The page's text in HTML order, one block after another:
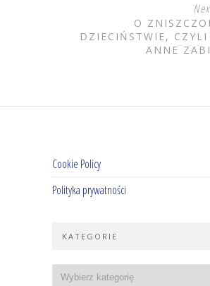
O
DZIECIŃSTWIE, CZYLI
ANNE
Cookie Policy
Polityka prywatności
KATEGORIE